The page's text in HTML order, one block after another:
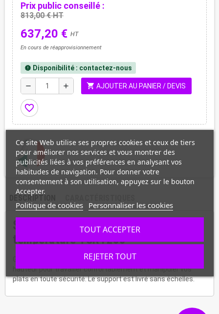
Prix public conseillé :
813,00 € HT
637,20 € HT
En cours de réapprovisionnement
new_releases Disponibilité : contactez-nous
remove add shopping_cart AJOUTER AU PANIER / DEVIS
favorite_border
DESCRIPTION
Support pour four de remise en
température TSR1200
Grâce à ce support en inox, installez votre four à la bonne
hauteur pour travailler confortablement et manipuler vos
plats en toute sécurité. Le support est livré sans échelles.
Ce site Web utilise ses propres cookies et ceux de tiers
pour améliorer nos services et vous montrer des
publicités liées à vos préférences en analysant vos
habitudes de navigation. Pour donner votre
consentement à son utilisation, appuyez sur le bouton
Accepter.
Politique de cookies Personnaliser les cookies
REJETER TOUT
TOUT ACCEPTER